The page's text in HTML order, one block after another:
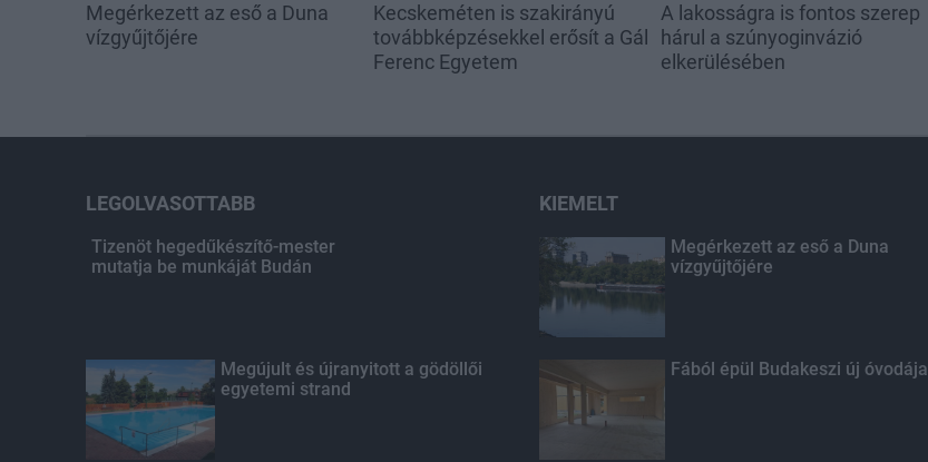
Megérkezett az eső a Duna
vízgyűjtőjére
Kecskeméten is szakirányú
továbbképzésekkel erősít a Gál
Ferenc Egyetem
A lakosságra is fontos szerep
hárul a szúnyoginvázió
elkerülésében
LEGOLVASOTTABB
Tizenöt hegedűkészítő-mester
mutatja be munkáját Budán
Megújult és újranyitott a gödöllői
egyetemi strand
KIEMELT
Megérkezett az eső a Duna
vízgyűjtőjére
Fából épül Budakeszi új óvodája